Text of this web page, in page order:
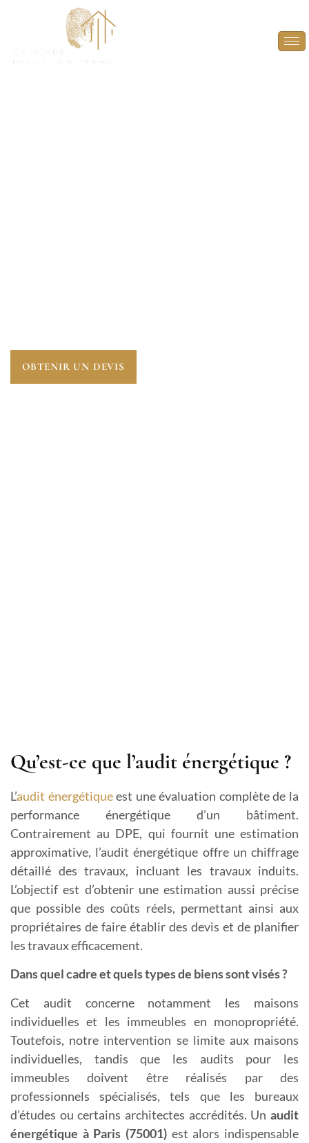
OBTENIR UN DEVIS
Qu’est-ce que l’audit énergétique ?
L’audit énergétiqueest une évaluation complète de la
performance énergétique d’un bâtiment.
Contrairement au DPE, qui fournit une estimation
approximative, l’audit énergétique offre un chiffrage
détaillé des travaux, incluant les travaux induits.
L’objectif est d’obtenir une estimation aussi précise
que possible des coûts réels, permettant ainsi aux
propriétaires de faire établir des devis et de planifier
les travaux efficacement.
Dans quel cadre et quels types de biens sont visés ?
Cet audit concerne notamment les maisons
individuelles et les immeubles en monopropriété.
Toutefois, notre intervention se limite aux maisons
individuelles, tandis que les audits pour les
immeubles doivent être réalisés par des
professionnels spécialisés, tels que les bureaux
d’études ou certains architectes accrédités. Un audit
énergétique à Paris (75001) est alors indispensable